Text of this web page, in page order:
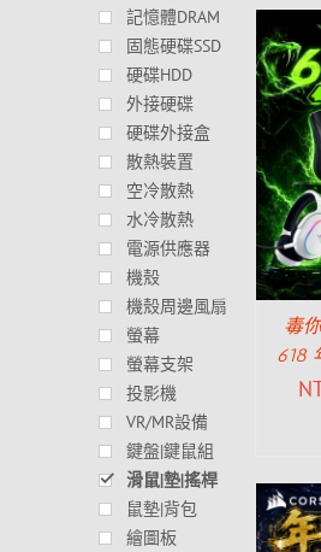
毒
618
記憶體DRAM
固態硬碟SSD
硬碟HDD
外接硬碟
硬碟外接盒
散熱裝置
空冷散熱
水冷散熱
電源供應器
機殼
機殼周邊風扇
螢幕
螢幕支架
投影機
VR/MR設備
鍵盤|鍵鼠組
滑鼠|墊|搖桿
鼠墊|背包
繪圖板